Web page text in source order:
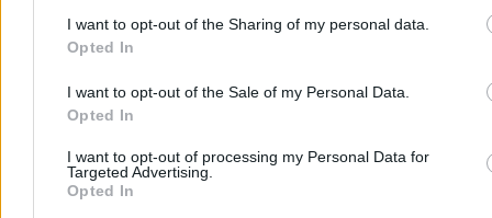
I want to opt-out of the Sharing of my personal data.
Opted In
I want to opt-out of the Sale of my Personal Data.
Opted In
I want to opt-out of processing my Personal Data for
Targeted Advertising.
Opted In
Kraj